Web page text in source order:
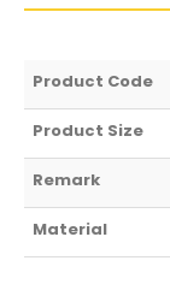
Product Code
Product Size
Remark
Material